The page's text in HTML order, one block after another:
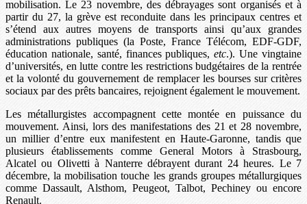
mobilisation. Le 23 novembre, des débrayages sont organisés et à
partir du 27, la grève est reconduite dans les principaux centres et
s’étend aux autres moyens de transports ainsi qu’aux grandes
administrations publiques (la Poste, France Télécom, EDF-GDF,
éducation nationale, santé, finances publiques,etc.). Une vingtaine
d’universités, en lutte contre les restrictions budgétaires de la rentrée
et la volonté du gouvernement de remplacer les bourses sur critères
sociaux par des prêts bancaires, rejoignent également le mouvement.
Les métallurgistes accompagnent cette montée en puissance du
mouvement. Ainsi, lors des manifestations des 21 et 28 novembre,
un millier d’entre eux manifestent en Haute-Garonne, tandis que
plusieurs établissements comme General Motors à Strasbourg,
Alcatel ou Olivetti à Nanterre débrayent durant 24 heures. Le 7
décembre, la mobilisation touche les grands groupes métallurgiques
comme Dassault, Alsthom, Peugeot, Talbot, Pechiney ou encore
Renault.